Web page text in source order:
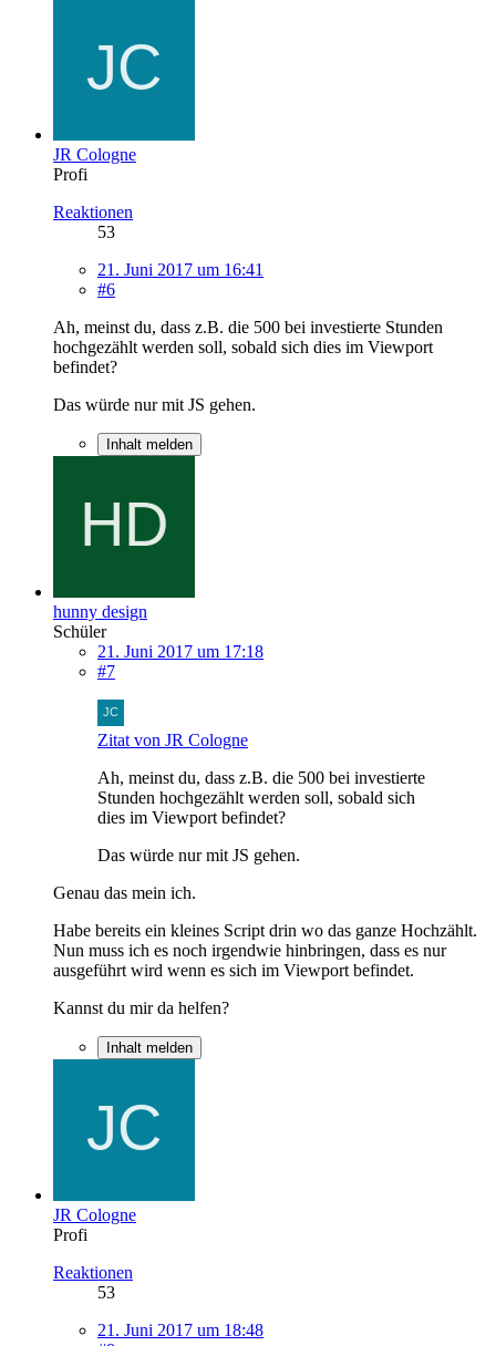
JR Cologne
Profi
Reaktionen
53
21. Juni 2017 um 16:41
#6
Ah, meinst du, dass z.B. die 500 bei investierte Stunden
hochgezählt werden soll, sobald sich dies im Viewport
befindet?
Das würde nur mit JS gehen.
Inhalt melden
hunny design
Schüler
21. Juni 2017 um 17:18
#7
Zitat von JR Cologne
Ah, meinst du, dass z.B. die 500 bei investierte
Stunden hochgezählt werden soll, sobald sich
dies im Viewport befindet?
Das würde nur mit JS gehen.
Genau das mein ich.
Habe bereits ein kleines Script drin wo das ganze Hochzählt.
Nun muss ich es noch irgendwie hinbringen, dass es nur
ausgeführt wird wenn es sich im Viewport befindet.
Kannst du mir da helfen?
Inhalt melden
JR Cologne
Profi
Reaktionen
53
21. Juni 2017 um 18:48